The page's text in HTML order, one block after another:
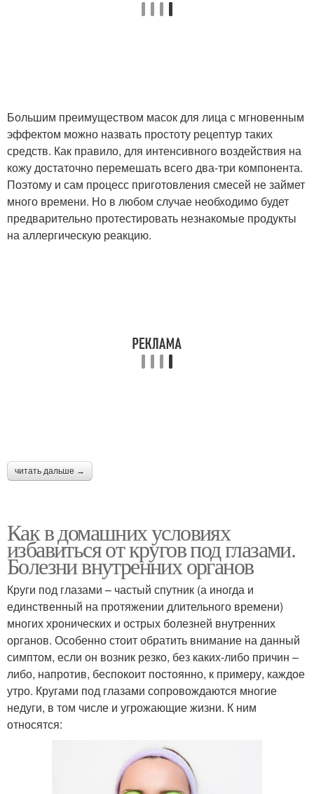
Маски для возрастной
кожи
Белковая маска
Рисовая маска Маски для кожи
Большим преимуществом масок для лица с мгновенным
эффектом можно назвать простоту рецептур таких
средств. Как правило, для интенсивного воздействия на
кожу достаточно перемешать всего два-три компонента.
Поэтому и сам процесс приготовления смесей не займет
много времени. Но в любом случае необходимо будет
предварительно протестировать незнакомые продукты
на аллергическую реакцию.
читать дальше →
Как в домашних условиях
избавиться от кругов под глазами.
Болезни внутренних органов
Круги под глазами – частый спутник (а иногда и
единственный на протяжении длительного времени)
многих хронических и острых болезней внутренних
органов. Особенно стоит обратить внимание на данный
симптом, если он возник резко, без каких-либо причин –
либо, напротив, беспокоит постоянно, к примеру, каждое
утро. Кругами под глазами сопровождаются многие
недуги, в том числе и угрожающие жизни. К ним
относятся: